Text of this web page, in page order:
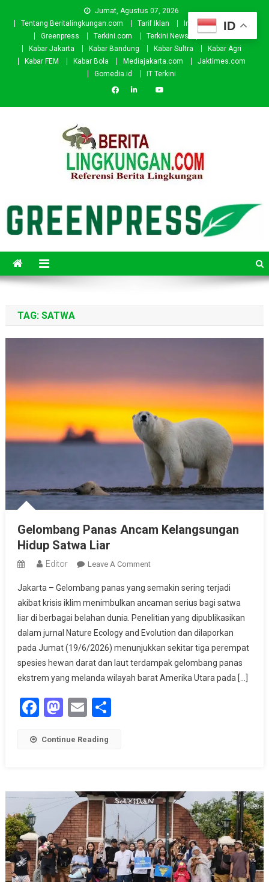
Jumat, Agustus 07, 2026
Tentang Beritalingkungan.com
Tarif Iklan Investor
Donasi
Greenpress
Terkini.com Terkini News
Kabar.id
Kabar Jakarta
Kabar Bandung Kabar Sultra
Kabar Agri
Kabar FEM
Kabar Bola Mediajakarta.com
Jaktimes.com
Gomedia.id
IT Terkini
TAG: SATWA
Gelombang Panas Ancam Kelangsungan
Hidup Satwa Liar
Editor Leave A CommentOn
Panas
Ancam
Kelangsungan
Hidup
Satwa
Liar
Jakarta – Gelombang panas yang semakin sering terjadi
akibat krisis iklim menimbulkan ancaman serius bagi satwa
liar di berbagai belahan dunia. Penelitian yang dipublikasikan
dalam jurnal Nature Ecology and Evolution dan dilaporkan
pada Jumat (19/6/2026) menunjukkan sekitar tiga perempat
spesies hewan darat dan laut terdampak gelombang panas
ekstrem yang melanda wilayah barat Amerika Utara pada […]
Facebook
Mastodon
EmailShare
Continue Reading
ID